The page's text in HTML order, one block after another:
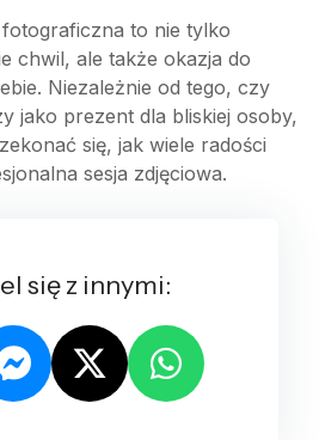
to nie tylko
chwil, ale także okazja do
Niezależnie od tego, czy
jako prezent dla bliskiej osoby,
się, jak wiele radości
sesja zdjęciowa.
się z innymi: